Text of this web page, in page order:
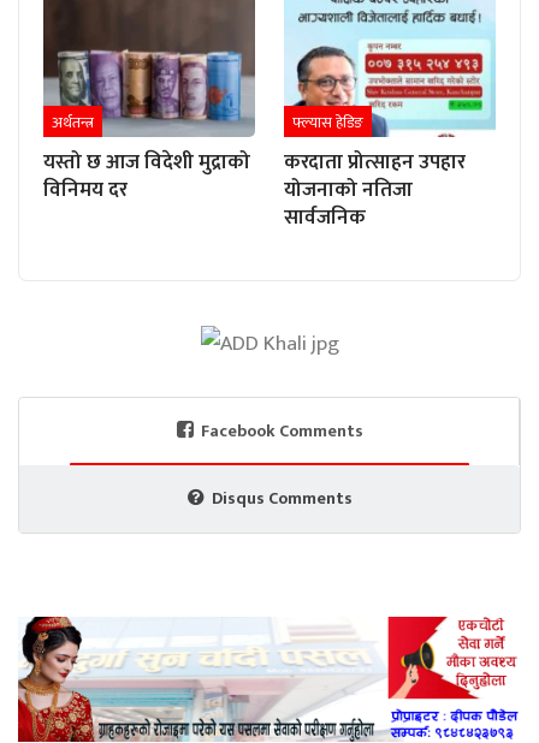
अर्थतन्त्र
यस्तो छ आज विदेशी मुद्राको
विनिमय दर
फ्ल्यास हेडिङ
करदाता प्रोत्साहन उपहार
योजनाको नतिजा
सार्वजनिक
Facebook Comments
Disqus Comments